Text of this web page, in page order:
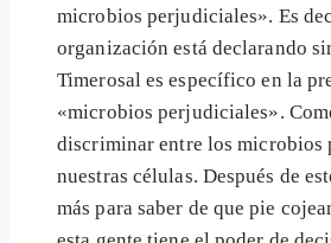
microbios perjudiciales». Es
organización está declarando
Timerosal es específico en la
«microbios perjudiciales».
discriminar entre los microbios
nuestras células. Después de
más para saber de que pie